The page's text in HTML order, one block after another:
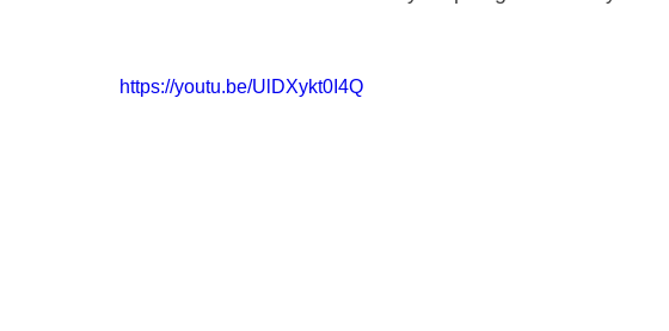
https://youtu.be/UlDXykt0I4Q